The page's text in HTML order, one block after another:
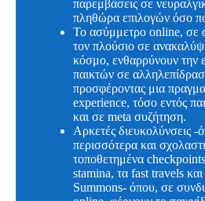
παρεμβάσεις σε
πληθώρα επιλογών όσο
To ασύμμετρο online, σε
τον πλούσιο σε
κόσμο, ενθαρρύνουν την
παικτών σε
προσφέροντας μια
experience, τόσο εντός
και σε meta συζήτηση.
Αρκετές διευκολύνσεις -
περισσότερα και
τοποθετημένα
stamina, τα fast travels
Summons- όπου, σε